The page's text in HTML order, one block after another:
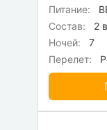
Питание:
Состав:
2
Ночей:
7
Перелет: